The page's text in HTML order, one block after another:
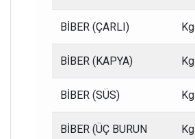
BİBER (ÇARLI) Kg
BİBER (KAPYA) Kg
BİBER (SÜS) Kg
BİBER (ÜÇ BURUN
Kg